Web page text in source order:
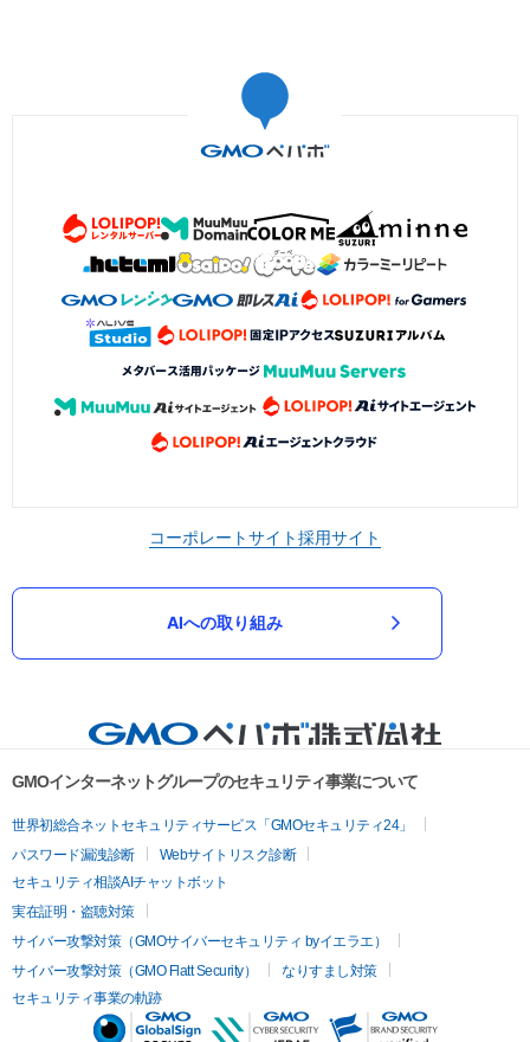
コーポレートサイト採用サイト
AIへの取り組み
GMOインターネットグループのセキュリティ事業について
世界初総合ネットセキュリティサービス「GMOセキュリティ24」
パスワード漏洩診断
Webサイトリスク診断
セキュリティ相談AIチャットボット
実在証明・盗聴対策
サイバー攻撃対策（GMOサイバーセキュリティ byイエラエ）
サイバー攻撃対策（GMO Flatt Security）
なりすまし対策
セキュリティ事業の軌跡